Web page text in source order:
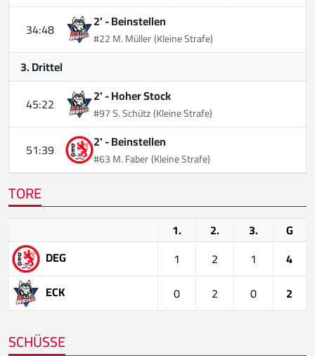
34:48 2' -Beinstellen
#22 M. Müller(Kleine Strafe)
3. Drittel
45:22
2' -Hoher Stock
#97 S. Schütz(Kleine Strafe)
51:39 2' -Beinstellen
#63 M. Faber(Kleine Strafe)
TORE
1. 2. 3.
G
DEG
1 2 1
4
ECK
0 2 0 2
SCHÜSSE